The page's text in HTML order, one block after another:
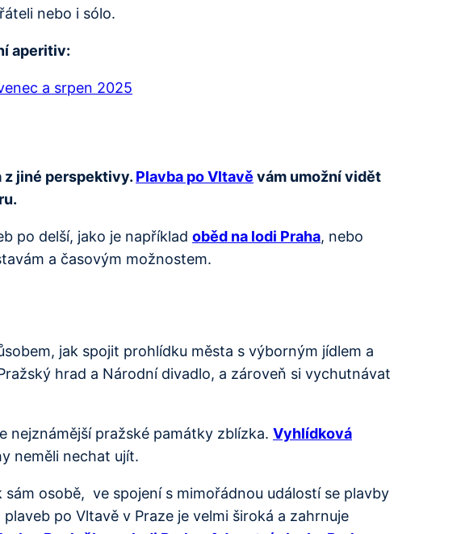
nebo i sólo.
aperitiv:
a srpen 2025
z jiné perspektivy. Plavba po Vltavě vám umožní vidět
po delší, jako je například oběd na lodi Praha, nebo
a časovým možnostem.
jak spojit prohlídku města s výborným jídlem a
hrad a Národní divadlo, a zároveň si vychutnávat
nejznámější pražské památky zblízka. Vyhlídková
neměli nechat ujít.
osobě, ve spojení s mimořádnou událostí se plavby
po Vltavě v Praze je velmi široká a zahrnuje